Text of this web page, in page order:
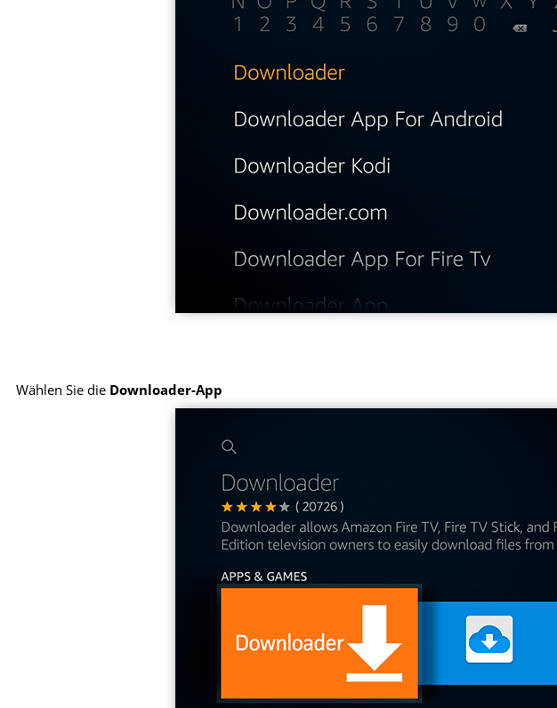
Wählen Sie die Downloader-App